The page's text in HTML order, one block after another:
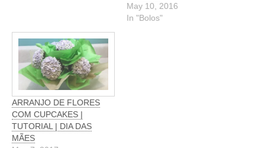
May 10, 2016
In "Bolos"
ARRANJO DE FLORES
COM CUPCAKES |
TUTORIAL | DIA DAS
MÃES